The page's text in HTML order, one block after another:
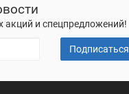
акций и спецпредложений!
Подписаться